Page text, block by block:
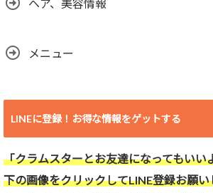
ヘア、美容情報
メニュー
LINEに登録！お得な情報をゲットする
「クラムスターとお友達になってもいい
下の画像をクリックしてLINE登録お願